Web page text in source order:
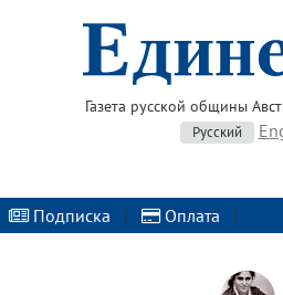
Газета русской общины
Русский
Подписка | Оплата |